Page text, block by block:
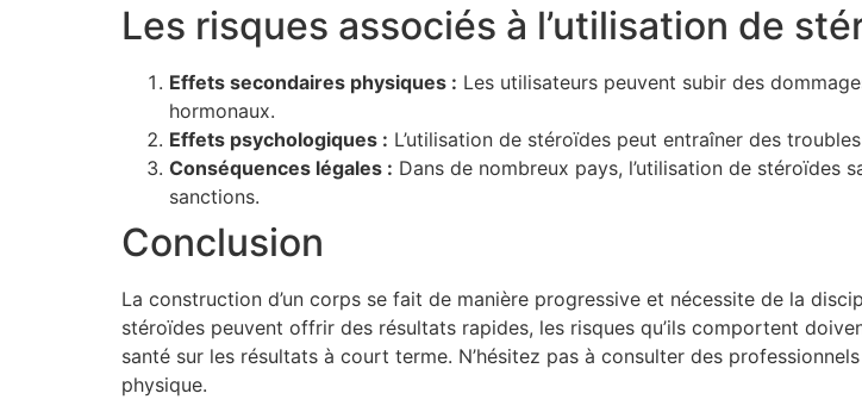
Les risques associés à l’utilisation de
Effets secondaires physiques : Les utilisateurs peuvent subir des
hormonaux.
Effets psychologiques : L’utilisation de stéroïdes peut entraîner des
Conséquences légales : Dans de nombreux pays, l’utilisation de stéroïdes
sanctions.
Conclusion
La construction d’un corps se fait de manière progressive et nécessite de la
stéroïdes peuvent offrir des résultats rapides, les risques qu’ils comportent
santé sur les résultats à court terme. N’hésitez pas à consulter des
physique.